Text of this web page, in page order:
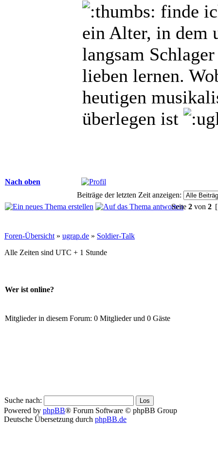
finde
ein Alter, in dem
langsam
lieben lernen.
heutigen
überlegen ist
Nach oben
Beiträge der letzten Zeit anzeigen:
Seite 2 von 2
Foren-Übersicht » ugrap.de » Soldier-Talk
Alle Zeiten sind UTC + 1 Stunde
Wer ist online?
Mitglieder in diesem Forum: 0 Mitglieder und 0 Gäste
Suche nach:
Powered by phpBB® Forum Software © phpBB Group
Deutsche Übersetzung durch phpBB.de